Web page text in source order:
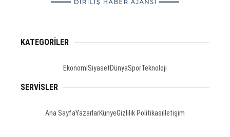
KATEGORİLER
EkonomiSiyasetDünyaSporTeknoloji
SERVİSLER
Ana SayfaYazarlarKünyeGizlilik Politikası İletişim